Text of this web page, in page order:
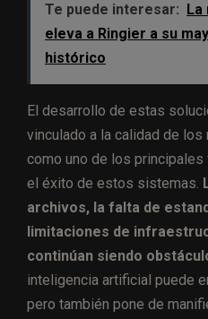
Te puede interesar:
eleva a Ringier a su
histórico
El desarrollo de estas
vinculado a la calidad de
como uno de los
el éxito de estos sistemas.
archivos, la falta de
limitaciones de
continúan siendo
inteligencia artificial puede
pero también pone de